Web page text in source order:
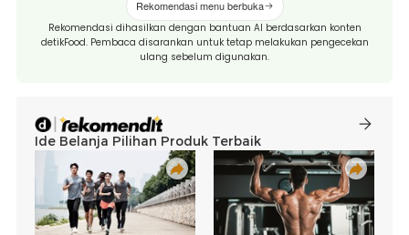
Rekomendasi menu berbuka
Rekomendasi dihasilkan dengan bantuan AI berdasarkan konten
detikFood. Pembaca disarankan untuk tetap melakukan pengecekan
ulang sebelum digunakan.